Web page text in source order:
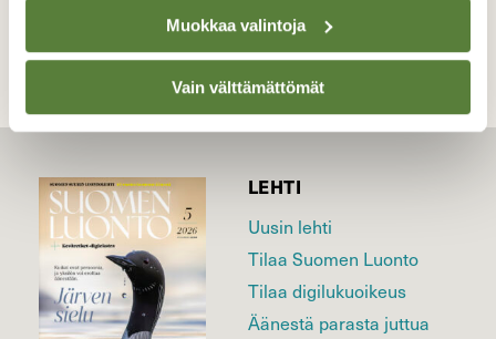
Muokkaa valintoja
Vain välttämättömät
LEHTI
Uusin lehti
Tilaa Suomen Luonto
Tilaa digilukuoikeus
Äänestä parasta juttua